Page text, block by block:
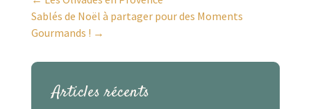
Sablés de Noël à partager pour des Moments
Gourmands ! →
Articles récents